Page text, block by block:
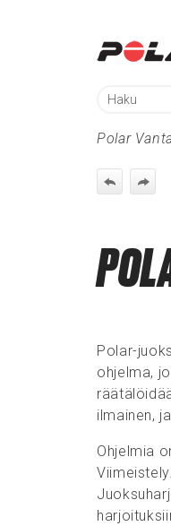
Polar
Polar-
ohjelma,
ilmainen,
Ohjelmia